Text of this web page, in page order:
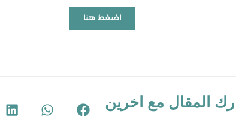
اضغط هنا
المقال مع اخرين